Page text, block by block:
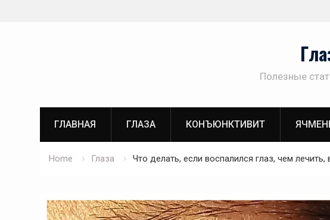
Полезные
ГЛАВНАЯ ГЛАЗА КОНЪЮНКТИВИТ
Home Глаза Что делать, если воспалился глаз, чем